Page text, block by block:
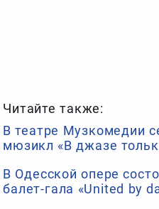
Читайте также:
В театре Музкомедии
мюзикл «В джазе
В Одесской опере
балет-гала «United by